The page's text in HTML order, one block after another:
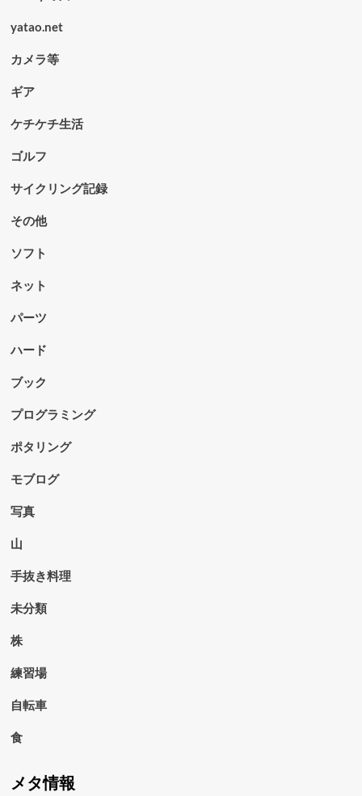
yatao.net
カメラ等
ギア
ケチケチ生活
ゴルフ
サイクリング記録
その他
ソフト
ネット
パーツ
ハード
ブック
プログラミング
ポタリング
モブログ
写真
山
手抜き料理
未分類
株
練習場
自転車
食
メタ情報